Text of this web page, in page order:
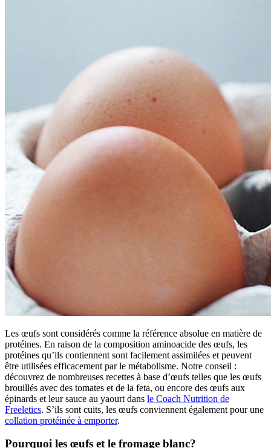
Les œufs sont considérés comme la référence absolue en matière de
protéines. En raison de la composition aminoacide des œufs, les
protéines qu’ils contiennent sont facilement assimilées et peuvent
être utilisées efficacement par le métabolisme. Notre conseil :
découvrez de nombreuses recettes à base d’œufs telles que les œufs
brouillés avec des tomates et de la feta, ou encore des œufs aux
épinards et leur sauce au yaourt dans le Coach Nutrition de
Freeletics. S’ils sont cuits, les œufs conviennent également pour une
collation protéinée à emporter.
Pourquoi les œufs et le fromage blanc?